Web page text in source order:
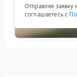
Отправляя
соглашаетесь с